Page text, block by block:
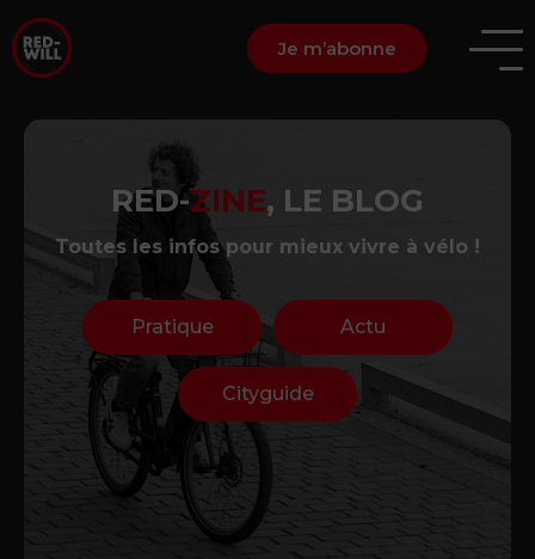
Je m’abonne
RED-ZINE, LE BLOG
Toutes les infos pour mieux vivre à vélo !
Pratique Actu
Cityguide